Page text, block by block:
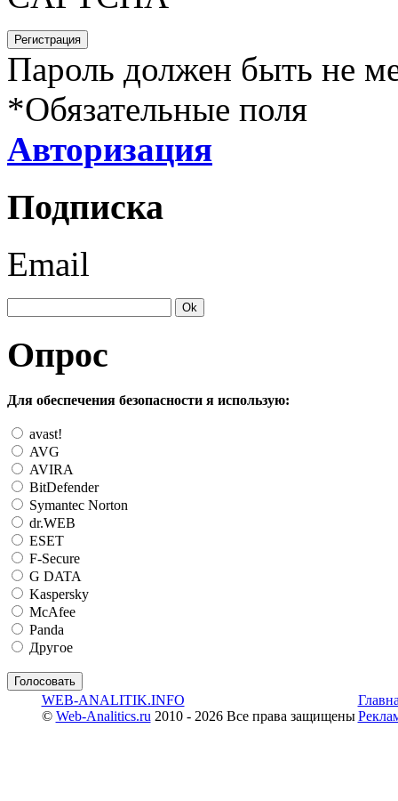
Пароль должен быть не
*Обязательные поля
Авторизация
Подписка
Email
Опрос
Для обеспечения безопасности я использую:
avast!
AVG
AVIRA
BitDefender
Symantec Norton
dr.WEB
ESET
F-Secure
G DATA
Kaspersky
McAfee
Panda
Другое
WEB-ANALITIK.INFO
© Web-Analitics.ru 2010 - 2026 Все права защищены